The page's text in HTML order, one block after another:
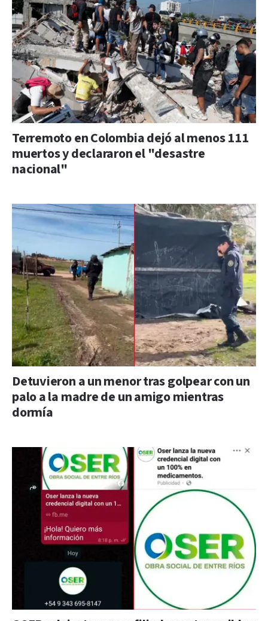
Terremoto en Colombia dejó al menos 111
muertos y declararon el "desastre
nacional"
Detuvieron a un menor tras golpear con un
palo a la madre de un amigo mientras
dormía